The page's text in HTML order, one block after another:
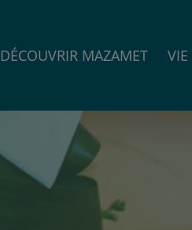
DÉCOUVRIR MAZAMET